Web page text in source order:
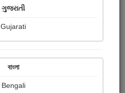
ગુજરાતી
Gujarati
বাংলা
Bengali